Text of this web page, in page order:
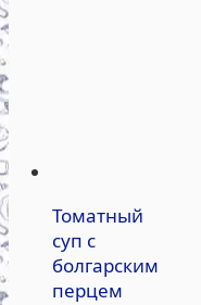
Томатный
суп с
болгарским
перцем